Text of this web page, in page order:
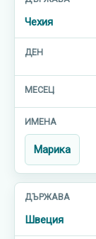
Чехия
Марика
Швеция